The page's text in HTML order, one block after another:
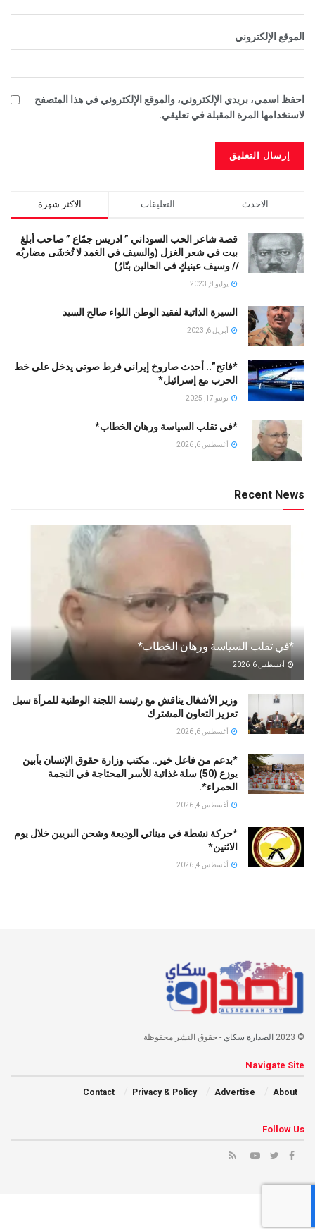
الموقع الإلكتروني
احفظ اسمي، بريدي الإلكتروني، والموقع الإلكتروني في هذا المتصفح
لاستخدامها المرة المقبلة في تعليقي.
الاكثر شهرة التعليقات الاحدث
قصة شاعر الحب السوداني ” ادريس جمّاع ” صاحب أبلغ
بيت في شعر الغزل (وﺍﻟﺴﻴﻒ ﻓﻲ الغمد ﻻ ﺗُﺨشَى مضاربُه
// ﻭﺳﻴﻒ ﻋﻴﻨﻴﻚٍ ﻓﻲ ﺍﻟﺤﺎﻟﻴﻦ ﺑﺘّﺎﺭُ)
يوليو 8, 2023
السيرة الذاتية لفقيد الوطن اللواء صالح السيد
أبريل 6, 2023
*فاتح”.. أحدث صاروخ إيراني فرط صوتي يدخل على خط
الحرب مع إسرائيل*
يونيو 17, 2025
*في تقلب السياسة ورهان الخطاب*
أغسطس 6, 2026
Recent News
*في تقلب السياسة ورهان الخطاب*
أغسطس 6, 2026
وزير الأشغال يناقش مع رئيسة اللجنة الوطنية للمرأة سبل
تعزيز التعاون المشترك
أغسطس 6, 2026
*بدعم من فاعل خير.. مكتب وزارة حقوق الإنسان بأبين
يوزع (50) سلة غذائية للأسر المحتاجة في النجمة
الحمراء*.
أغسطس 4, 2026
*حركة نشطة في مينائي الوديعة وشحن البريين خلال يوم
الاثنين*
أغسطس 4, 2026
© 2023 الصدارة سكاي- حقوق النشر محفوظة
Navigate Site
About
Advertise
Privacy & Policy
Contact
Follow Us